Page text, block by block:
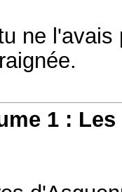
ne
1 :